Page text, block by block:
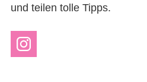
und teilen tolle Tipps.